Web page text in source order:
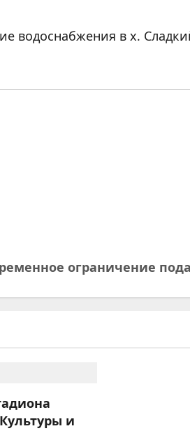
водоснабжения в х.
ограничение
и